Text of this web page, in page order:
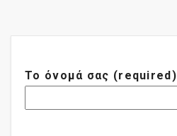
Το όνομά σας (required)